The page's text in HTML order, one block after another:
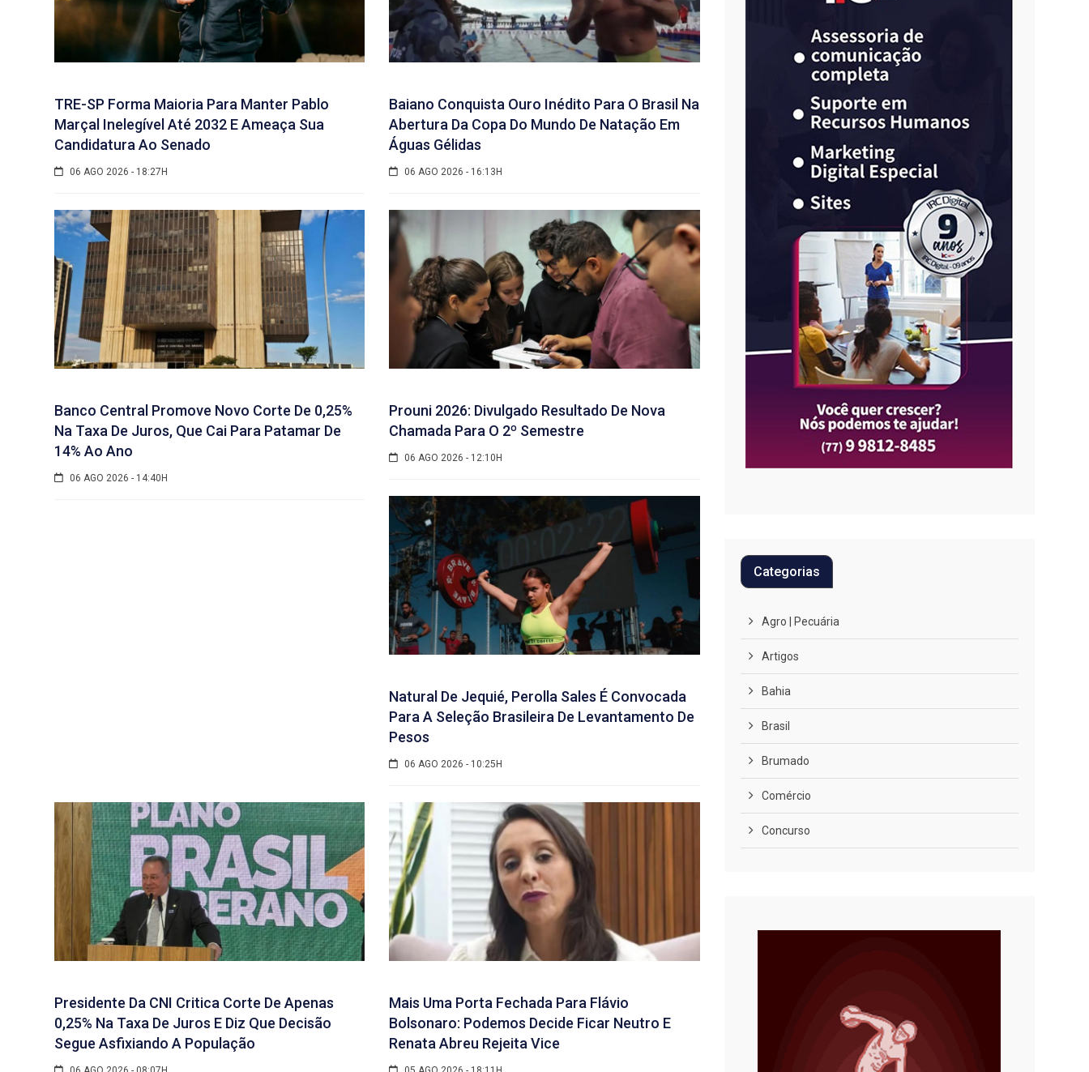
TRE-SP Forma Maioria Para Manter Pablo
Marçal Inelegível Até 2032 E Ameaça Sua
Candidatura Ao Senado
06 AGO 2026 - 18:27H
Baiano Conquista Ouro Inédito Para O Brasil Na
Abertura Da Copa Do Mundo De Natação Em
Águas Gélidas
06 AGO 2026 - 16:13H
Banco Central Promove Novo Corte De 0,25%
Na Taxa De Juros, Que Cai Para Patamar De
14% Ao Ano
06 AGO 2026 - 14:40H
Prouni 2026: Divulgado Resultado De Nova
Chamada Para O 2º Semestre
06 AGO 2026 - 12:10H
Natural De Jequié, Perolla Sales É Convocada
Para A Seleção Brasileira De Levantamento De
Pesos
06 AGO 2026 - 10:25H
Presidente Da CNI Critica Corte De Apenas
0,25% Na Taxa De Juros E Diz Que Decisão
Segue Asfixiando A População
Mais Uma Porta Fechada Para Flávio
Bolsonaro: Podemos Decide Ficar Neutro E
Renata Abreu Rejeita Vice
Categorias
Agro | Pecuária
Artigos
Bahia
Brasil
Brumado
Comércio
Concurso